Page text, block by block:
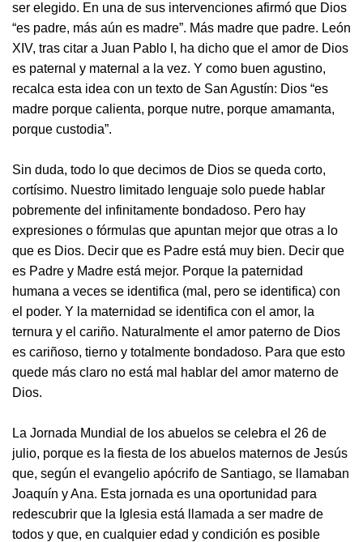
ser elegido. En una de sus intervenciones afirmó que Dios
“es padre, más aún es madre”. Más madre que padre. León
XIV, tras citar a Juan Pablo I, ha dicho que el amor de Dios
es paternal y maternal a la vez. Y como buen agustino,
recalca esta idea con un texto de San Agustín: Dios “es
madre porque calienta, porque nutre, porque amamanta,
porque custodia”.
Sin duda, todo lo que decimos de Dios se queda corto,
cortísimo. Nuestro limitado lenguaje solo puede hablar
pobremente del infinitamente bondadoso. Pero hay
expresiones o fórmulas que apuntan mejor que otras a lo
que es Dios. Decir que es Padre está muy bien. Decir que
es Padre y Madre está mejor. Porque la paternidad
humana a veces se identifica (mal, pero se identifica) con
el poder. Y la maternidad se identifica con el amor, la
ternura y el cariño. Naturalmente el amor paterno de Dios
es cariñoso, tierno y totalmente bondadoso. Para que esto
quede más claro no está mal hablar del amor materno de
Dios.
La Jornada Mundial de los abuelos se celebra el 26 de
julio, porque es la fiesta de los abuelos maternos de Jesús
que, según el evangelio apócrifo de Santiago, se llamaban
Joaquín y Ana. Esta jornada es una oportunidad para
redescubrir que la Iglesia está llamada a ser madre de
todos y que, en cualquier edad y condición es posible